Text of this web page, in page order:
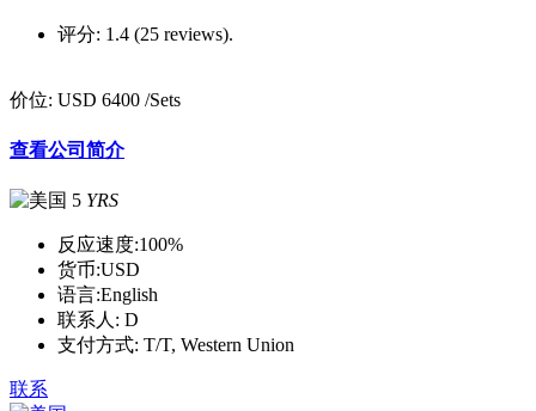
评分: 1.4 (25 reviews).
价位: USD 6400 /Sets
查看公司简介
5 YRS
反应速度:100%
货币:USD
语言:English
联系人: D
支付方式: T/T, Western Union
联系